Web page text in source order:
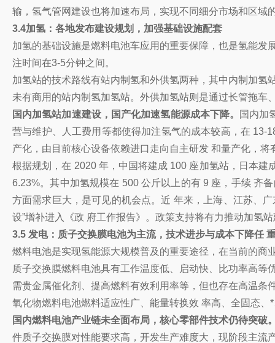
输，氢气管网建设也将加速布局，实现不同细分市场和区域
3.4加氢：各地发布建设规划，加强基础设施配套
加氢的基础设施是燃料电池车应用的重要保障，也是氢能
注时间在3-5分钟之间。
加氢站的技术路线有站内制氢和外供氢两种，其中内制加
未有商用的站内制氢加氢站。外供加氢站则是通过长管拖
国内加氢站加速建设，国产化加速氢能源成本下降。
国内加
营与维护、人工费用等都使得加注氢气的成本较高，在
产化，由目前核心设备依赖进口走向自主研发 和量产化，
根据规划，在 2020 年，中国将建成 100 座加氢站，日本
6.23%。其中加氢规模在 500 公斤以上的有 9 座，手续 齐
方面需求巨大，是可见的机会点。近 年来，上海、江苏、
设”增补进入《政 府工作报告》。政策支持将有力推动加氢
3.5 发电：质子交换膜电池为主流，技术进步与成本下降任
燃料电池是实现氢能源大规模普及的重要途径，在当前的
质子交换膜燃料电池具有工作温度低、启动快、比功率高
需贵金属催化剂、提高燃料有效利用率等，但也存在高温
氧化物燃料电池燃料适应性广、能量转换效 率高、全固态
国内燃料电池产业链未全面布局，核心零部件技术仍待突破
件质子交换膜对性能要求高，开发生产难度大，现阶段主